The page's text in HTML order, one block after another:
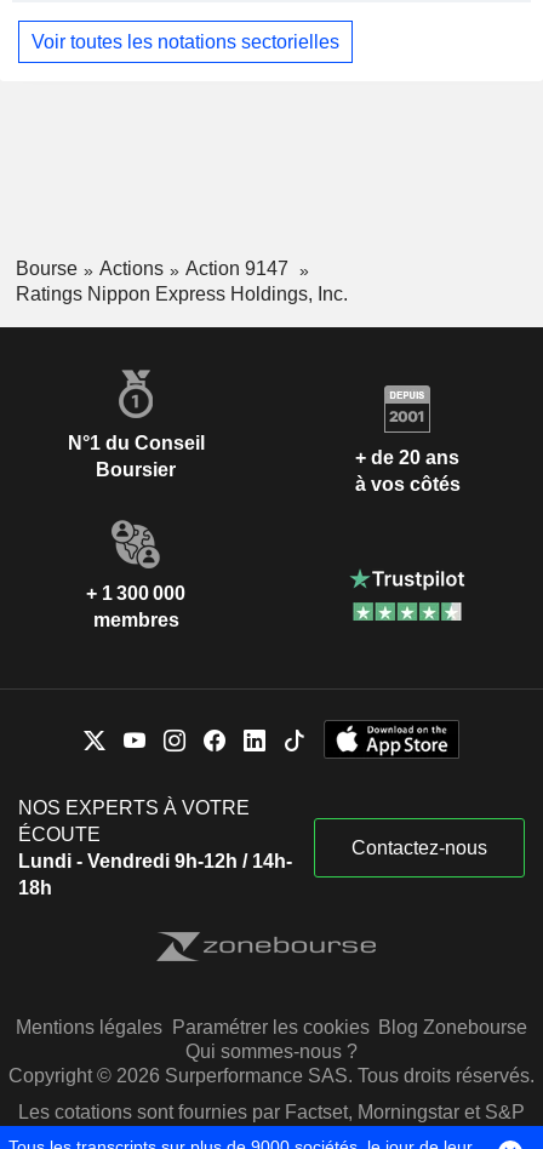
Voir toutes les notations sectorielles
Bourse Actions
Action 9147
Ratings Nippon Express Holdings, Inc.
N°1 du Conseil
Boursier
+ de 20 ans
à vos côtés
+ 1 300 000
membres
NOS EXPERTS À VOTRE
ÉCOUTE
Lundi - Vendredi 9h-12h / 14h-
18h
Contactez-nous
Mentions légales Paramétrer les cookies Blog Zonebourse
Qui sommes-nous ?
Copyright © 2026 Surperformance SAS. Tous droits réservés.
Les cotations sont fournies par Factset, Morningstar et S&P
Capital IQ